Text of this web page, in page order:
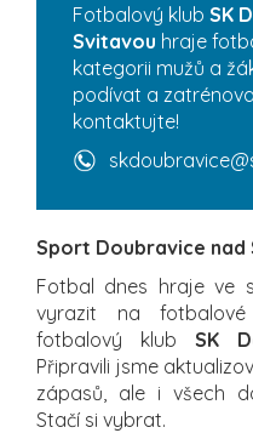
Fotbalový klub SK
Svitavou hraje
kategorii mužů a
podívat a
kontaktujte!
Sport Doubravice nad
Fotbal dnes hraje ve
vyrazit na
fotbalový klub SK
Připravili jsme
zápasů, ale i všech
Stačí si vybrat.